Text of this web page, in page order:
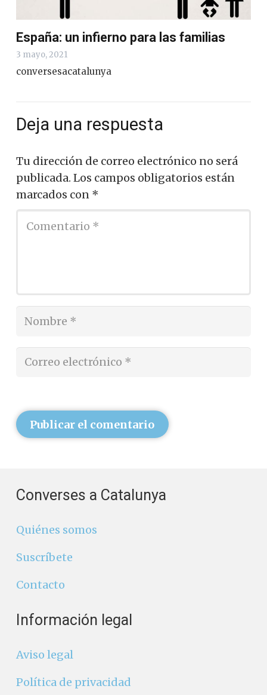
España: un infierno para las familias
3 mayo, 2021
conversesacatalunya
Deja una respuesta
Tu dirección de correo electrónico no será
publicada. Los campos obligatorios están
marcados con *
Publicar el comentario
Converses a Catalunya
Quiénes somos
Suscríbete
Contacto
Información legal
Aviso legal
Política de privacidad